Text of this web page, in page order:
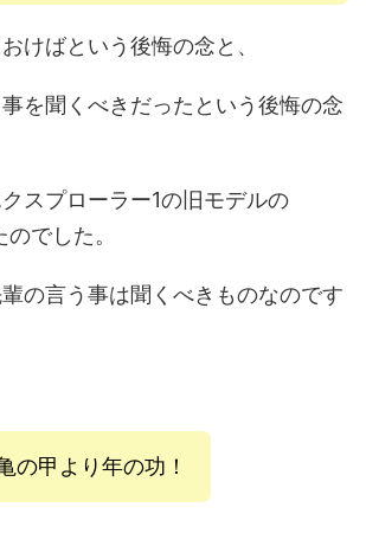
けばという後悔の念と、
を聞くべきだったという後悔の念
スプローラー1の旧モデルの
でした。
の言う事は聞くべきものなのです
の甲より年の功！